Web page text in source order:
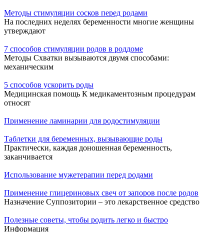
Методы стимуляции сосков перед родами
На последних неделях беременности многие женщины
утверждают
7 способов стимуляции родов в роддоме
Методы Схватки вызываются двумя способами:
механическим
5 способов ускорить роды
Медицинская помощь К медикаментозным процедурам
относят
Применение ламинарии для родостимуляции
Таблетки для беременных, вызывающие роды
Практически, каждая доношенная беременность,
заканчивается
Использование мужетерапии перед родами
Применение глицериновых свеч от запоров после родов
Назначение Суппозитории – это лекарственное средство
Полезные советы, чтобы родить легко и быстро
Информация